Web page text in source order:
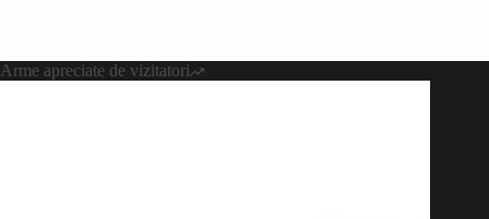
Arme apreciate de vizitatori